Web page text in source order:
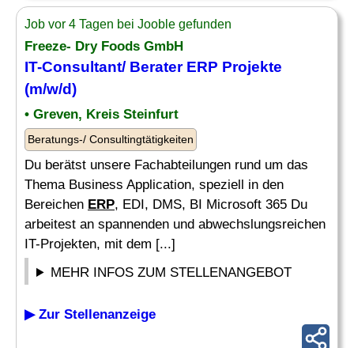
Job vor 4 Tagen bei Jooble gefunden
Freeze- Dry Foods GmbH
IT-Consultant/ Berater ERP Projekte
(m/w/d)
• Greven, Kreis Steinfurt
Beratungs-/ Consultingtätigkeiten
Du berätst unsere Fachabteilungen rund um das
Thema Business Application, speziell in den
Bereichen ERP, EDI, DMS, BI Microsoft 365 Du
arbeitest an spannenden und abwechslungsreichen
IT-Projekten, mit dem [...]
MEHR INFOS ZUM STELLENANGEBOT
▶ Zur Stellenanzeige